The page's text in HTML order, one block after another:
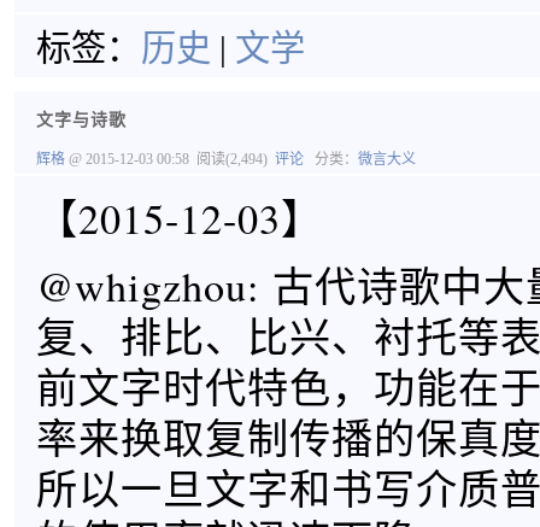
标签： 历史 | 文学
文字与诗歌
辉格 @ 2015-12-03 00:58 阅读(2,494) 评论 分类： 微言大义
【2015-12-03】
@whigzhou: 古代诗歌中
复、排比、比兴、衬托等
前文字时代特色，功能在
率来换取复制传播的保真
所以一旦文字和书写介质